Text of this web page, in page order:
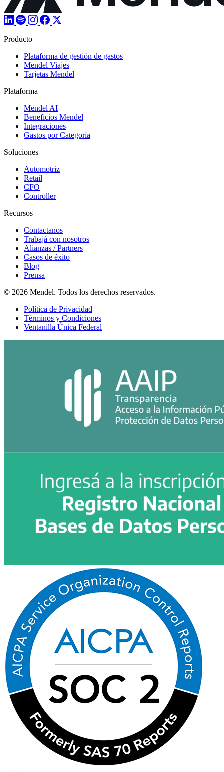
Producto
Plataforma de gestión de gastos
Mendel Viajes
Tarjetas Mendel
Plataforma
Mendel AI
Beneficios Mendel
Integraciones
Gastos por Categoría
Soluciones
Automotriz
Retail
CFO
Controller
Recursos
Contactanos
Trabajá con nosotros
Alianzas / Partners
Casos de éxito
Blog
Prensa
© 2026 Mendel. Todos los derechos reservados.
Política de Privacidad
Términos y Condiciones
Ventanilla Única Federal